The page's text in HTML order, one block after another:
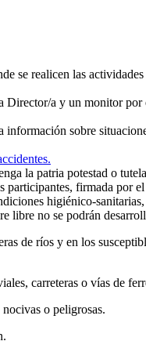
se realicen las
Director/a y un monitor por
información sobre
la patria potestad o
participantes, firmada por
higiénico-
libre no se podrán
de ríos y en los
carreteras o vías de
o peligrosas.